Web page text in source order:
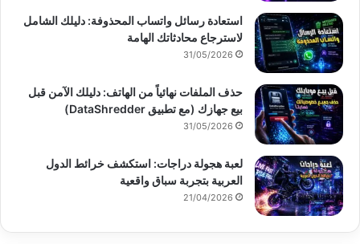
استعادة رسائل واتساب المحذوفة: دليلك الشامل
لاسترجاع محادثاتك الهامة
31/05/2026
حذف الملفات نهائياً من الهاتف: دليلك الآمن قبل
بيع جهازك (مع تطبيق DataShredder)
31/05/2026
لعبة هجولة دراجات: استكشف خرائط الدول
العربية بتجربة سباق واقعية
21/04/2026